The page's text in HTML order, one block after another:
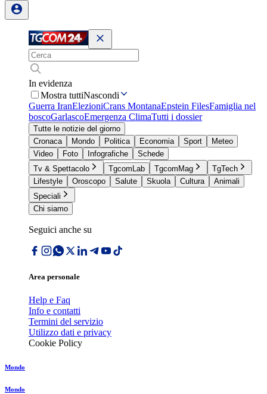
In evidenza
Mostra tuttiNascondi
Guerra IranElezioniCrans MontanaEpstein FilesFamiglia nel
boscoGarlascoEmergenza ClimaTutti i dossier
Tutte le notizie del giorno
Cronaca
Mondo Politica Economia Sport
Meteo
Video
Foto Infografiche
Schede
Tv & Spettacolo
TgcomLab TgcomMag
TgTech
Lifestyle
Oroscopo Salute Skuola Cultura
Animali
Speciali
Chi siamo
Seguici anche su
Area personale
Help e Faq
Info e contatti
Termini del servizio
Utilizzo dati e privacy
Cookie Policy
Mondo
Mondo